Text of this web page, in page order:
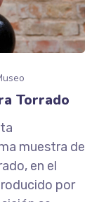
Torrado
muestra de
en el
por